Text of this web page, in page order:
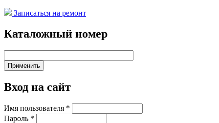
Записаться на ремонт
Каталожный номер
Вход на сайт
Имя пользователя *
Пароль *